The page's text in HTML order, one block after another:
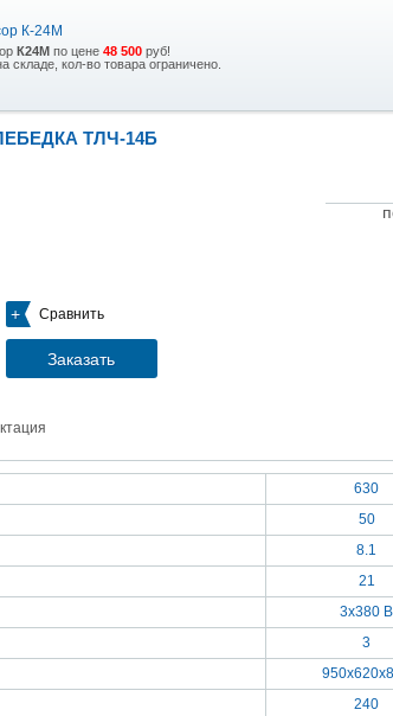
К-24М
К24М по цене 48 500 руб!
складе, кол-во товара ограничено.
(в наличии на складе) тележку гидравлическую AS 25
насосов
otoplenie/calpeda-mxh-203e
наценки!
склад в Спб. Купите сегодня по цене производителя!
700-02 предназначен для перекачивания пищевых
и соответствует государственным санитарно-
Цены фиксированы!
ТОПОЛЬ 300 ТРАНСМИКС и Растворосмеситель
Растворосмеситель СКАУТ MINI
на складе.
Escalera по цене 2014 года
ТЛЧ-14Б
Сравнить
Заказать
630
50
8.1
21
3x380 В
3
240